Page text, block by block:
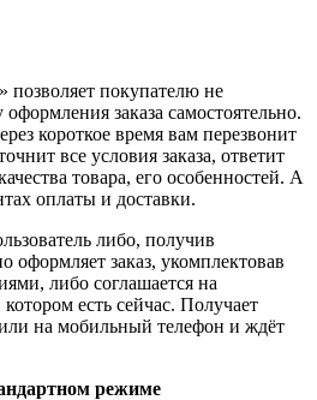
позволяет покупателю не
заказа самостоятельно.
короткое время вам перезвонит
все условия заказа, ответит
товара, его особенностей. А
оплаты и доставки.
либо, получив
оформляет заказ, укомплектовав
либо соглашается на
есть сейчас. Получает
на мобильный телефон и ждёт
режиме